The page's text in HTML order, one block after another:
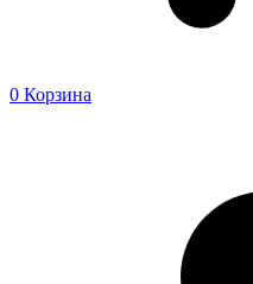
0 Корзина